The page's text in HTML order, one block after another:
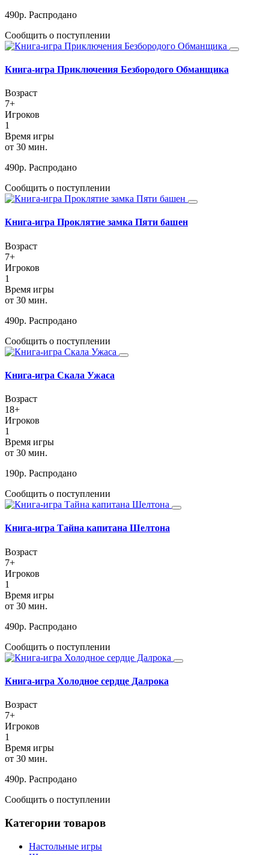
490р. Распродано
Сообщить о поступлении
Книга-игра Приключения Безбородого Обманщика
Возраст
7+
Игроков
1
Время игры
от 30 мин.
490р. Распродано
Сообщить о поступлении
Книга-игра Проклятие замка Пяти башен
Возраст
7+
Игроков
1
Время игры
от 30 мин.
490р. Распродано
Сообщить о поступлении
Книга-игра Скала Ужаса
Возраст
18+
Игроков
1
Время игры
от 30 мин.
190р. Распродано
Сообщить о поступлении
Книга-игра Тайна капитана Шелтона
Возраст
7+
Игроков
1
Время игры
от 30 мин.
490р. Распродано
Сообщить о поступлении
Книга-игра Холодное сердце Далрока
Возраст
7+
Игроков
1
Время игры
от 30 мин.
490р. Распродано
Сообщить о поступлении
Категории товаров
Настольные игры